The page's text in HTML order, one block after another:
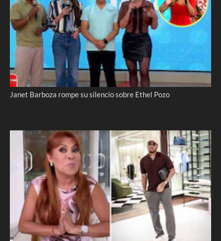
Janet Barboza rompe su silencio sobre Ethel Pozo